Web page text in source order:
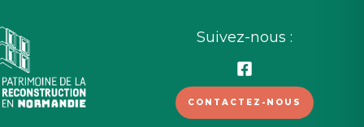
Suivez-nous :
CONTACTEZ-NOUS